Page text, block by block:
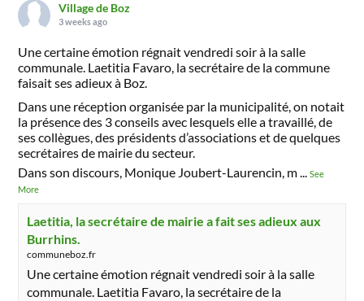
Village de Boz
3 weeks ago
Une certaine émotion régnait vendredi soir à la salle
communale. Laetitia Favaro, la secrétaire de la commune
faisait ses adieux à Boz.
Dans une réception organisée par la municipalité, on notait
la présence des 3 conseils avec lesquels elle a travaillé, de
ses collègues, des présidents d’associations et de quelques
secrétaires de mairie du secteur.
Dans son discours, Monique Joubert-Laurencin, m...See
More
Laetitia, la secrétaire de mairie a fait ses adieux aux
Burrhins.
communeboz.fr
Une certaine émotion régnait vendredi soir à la salle
communale. Laetitia Favaro, la secrétaire de la